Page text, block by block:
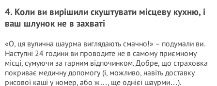
4. Коли ви вирішили скуштувати місцеву кухню, і
ваш шлунок не в захваті
«О, ця вулична шаурма виглядають смачно!» – подумали ви.
Наступні 24 години ви проводите не в самому приємному
місці, сумуючи за гарним відпочинком. Добре, що страховка
покриває медичну допомогу (і, можливо, навіть доставку
рисової каші у номер, або ж…, ще однієї шаурми…).